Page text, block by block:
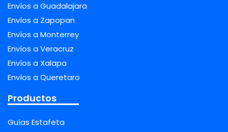
Envíos a Guadalajara
Envíos a Zapopan
Envíos a Monterrey
Envíos a Veracruz
Envíos a Xalapa
Envíos a Queretaro
Productos
Guías Estafeta